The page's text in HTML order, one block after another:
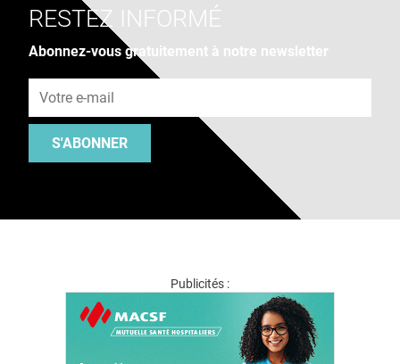
RESTEZ INFORMÉ
Abonnez-vous gratuitement à notre newsletter
S'ABONNER
Publicités :